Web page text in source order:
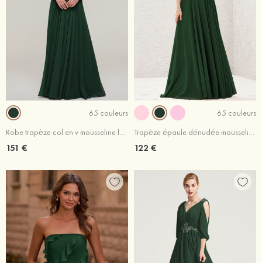
65 couleurs
Robe trapèze col en v mousseline longueur ras du sol robe de bal avec appliqué
151 €
65 couleurs
Trapèze épaule dénudée mousseline ras du sol robe de demoiselle d'honneur rose pale
122 €